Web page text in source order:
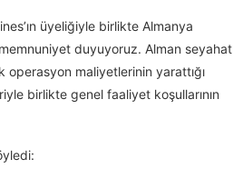
üyeliğiyle birlikte Almanya
duyuyoruz. Alman seyahat
maliyetlerinin yarattığı
birlikte genel faaliyet koşullarının